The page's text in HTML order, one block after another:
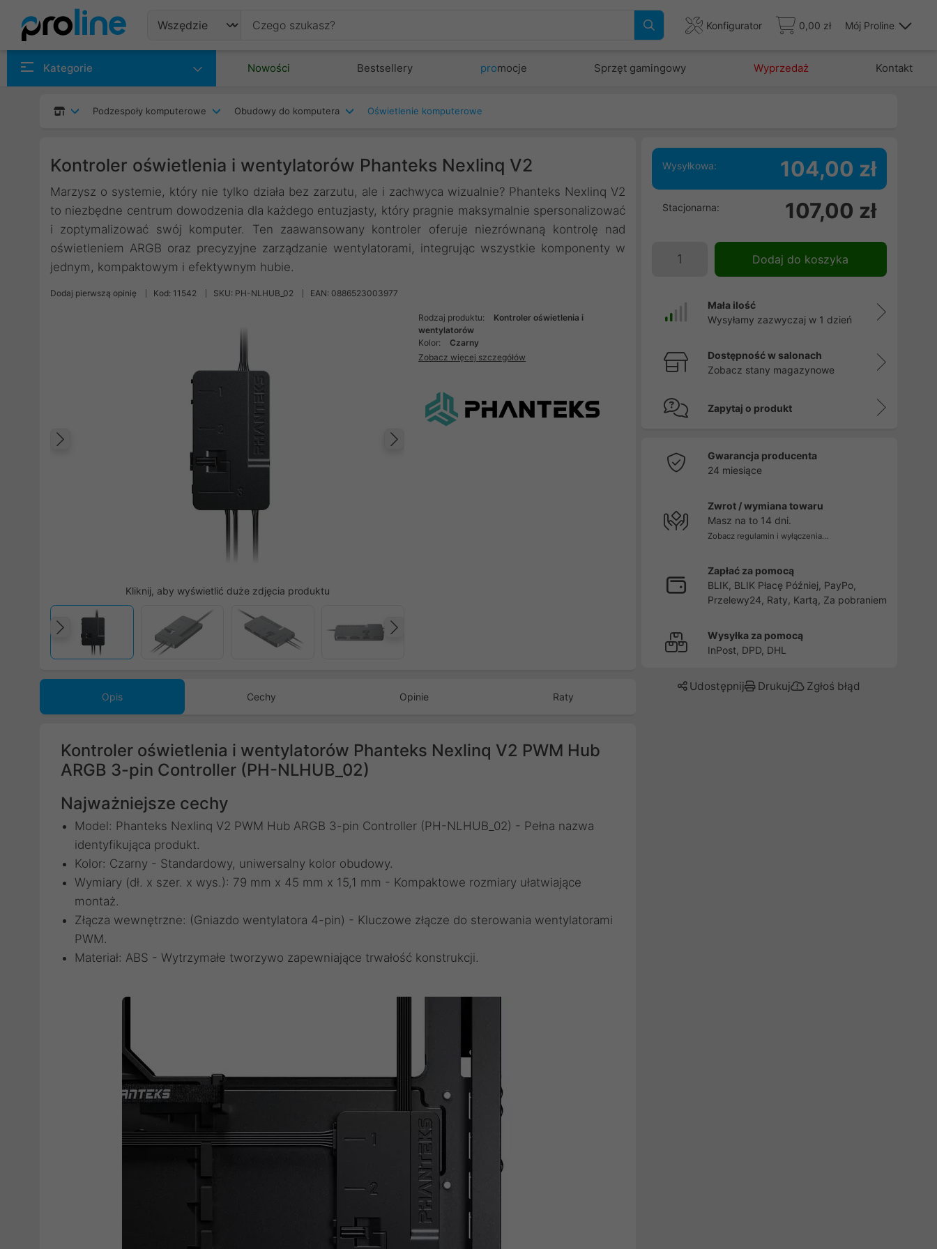
Konfigurator 0,00 zł Mój Proline
Kategorie Nowości Bestsellery promocje Sprzęt gamingowy Wyprzedaż Kontakt
Podzespoły komputerowe Obudowy do komputera Oświetlenie komputerowe
Kontroler oświetlenia i wentylatorów Phanteks Nexlinq V2
Marzysz o systemie, który nie tylko działa bez zarzutu, ale i zachwyca wizualnie? Phanteks Nexlinq V2
to niezbędne centrum dowodzenia dla każdego entuzjasty, który pragnie maksymalnie spersonalizować
i zoptymalizować swój komputer. Ten zaawansowany kontroler oferuje niezrównaną kontrolę nad
oświetleniem ARGB oraz precyzyjne zarządzanie wentylatorami, integrując wszystkie komponenty w
jednym, kompaktowym i efektywnym hubie.
Dodaj pierwszą opinię Kod: 11542 SKU: PH-NLHUB_02 EAN: 0886523003977
Kliknij, aby wyświetlić duże zdjęcia produktu
Poprzedni
Rodzaj produktu:
Kontroler oświetlenia i
wentylatorów
Kolor:
Czarny
Zobacz więcej szczegółów
Opis Cechy Opinie Raty
Kontroler oświetlenia i wentylatorów Phanteks Nexlinq V2 PWM Hub
ARGB 3-pin Controller (PH-NLHUB_02)
Najważniejsze cechy
Model: Phanteks Nexlinq V2 PWM Hub ARGB 3-pin Controller (PH-NLHUB_02) - Pełna nazwa
identyfikująca produkt.
Kolor: Czarny - Standardowy, uniwersalny kolor obudowy.
Wymiary (dł. x szer. x wys.): 79 mm x 45 mm x 15,1 mm - Kompaktowe rozmiary ułatwiające
montaż.
Złącza wewnętrzne: (Gniazdo wentylatora 4-pin) - Kluczowe złącze do sterowania wentylatorami
PWM.
Materiał: ABS - Wytrzymałe tworzywo zapewniające trwałość konstrukcji.
Wysyłkowa: 104,00 zł
Stacjonarna: 107,00 zł
Dodaj do koszyka
Mała ilość
Wysyłamy zazwyczaj w 1 dzień
Dostępność w salonach
Zobacz stany magazynowe
Zapytaj o produkt
Gwarancja producenta
24 miesiące
Zwrot / wymiana towaru
Masz na to 14 dni.
Zobacz regulamin i wyłączenia...
Zapłać za pomocą
BLIK, BLIK Płacę Później, PayPo,
Przelewy24, Raty, Kartą, Za pobraniem
Wysyłka za pomocą
InPost, DPD, DHL
Udostępnij Drukuj Zgłoś błąd